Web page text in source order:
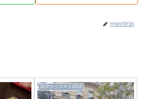
meritrip
DLPクリスマス2018